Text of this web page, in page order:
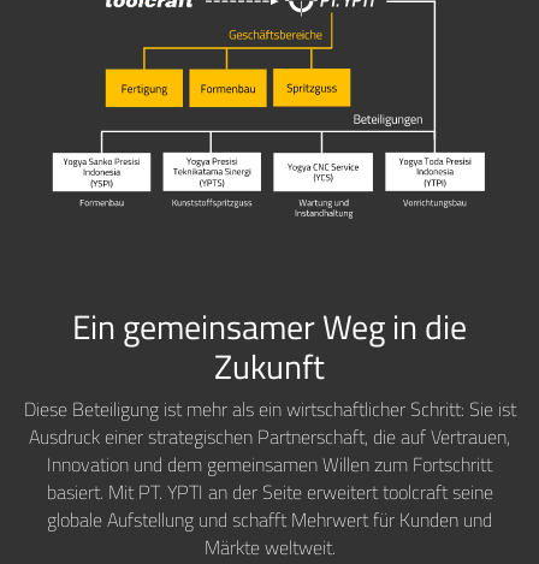
Ein gemeinsamer Weg in die
Zukunft
Diese Beteiligung ist mehr als ein wirtschaftlicher Schritt: Sie ist
Ausdruck einer strategischen Partnerschaft, die auf Vertrauen,
Innovation und dem gemeinsamen Willen zum Fortschritt
basiert. Mit PT. YPTI an der Seite erweitert toolcraft seine
globale Aufstellung und schafft Mehrwert für Kunden und
Märkte weltweit.